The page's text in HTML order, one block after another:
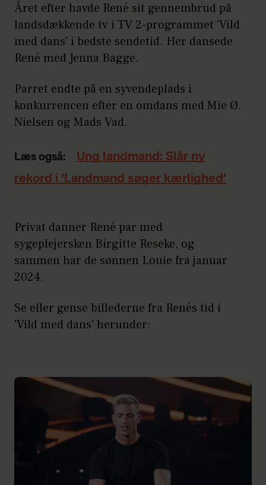
Året efter havde René sit gennembrud på
landsdækkende tv i TV 2-programmet 'Vild
med dans' i bedste sendetid. Her dansede
René med Jenna Bagge.
Parret endte på en syvendeplads i
konkurrencen efter en omdans med Mie Ø.
Nielsen og Mads Vad.
Læs også:
Ung landmand: Slår ny
rekord i ‘Landmand søger kærlighed’
Privat danner René par med
sygeplejersken Birgitte Reseke, og
sammen har de sønnen Louie fra januar
2024.
Se eller gense billederne fra Renés tid i
'Vild med dans' herunder: